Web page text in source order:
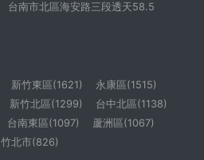
台南市北區海安路三段透天58.5
新竹東區(1621)
永康區(1515)
新竹北區(1299)
台中北區(1138)
台南東區(1097)
蘆洲區(1067)
竹北市(826)